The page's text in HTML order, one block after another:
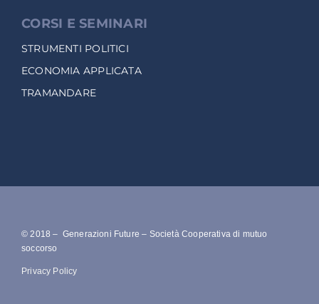
CORSI E SEMINARI
STRUMENTI POLITICI
ECONOMIA APPLICATA
TRAMANDARE
© 2018 – Generazioni Future – Società Cooperativa di mutuo
soccorso
Privacy Policy